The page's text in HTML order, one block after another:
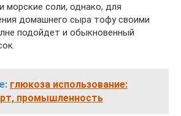
морские соли, однако, для
домашнего сыра тофу своими
подойдет и обыкновенный
глюкоза использование:
промышленность